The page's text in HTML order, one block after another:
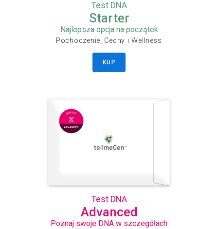
Test DNA
Starter
Najlepsza opcja na początek
Pochodzenie, Cechy i Wellness
KUP
Test DNA
Advanced
Poznaj swoje DNA w szczegółach